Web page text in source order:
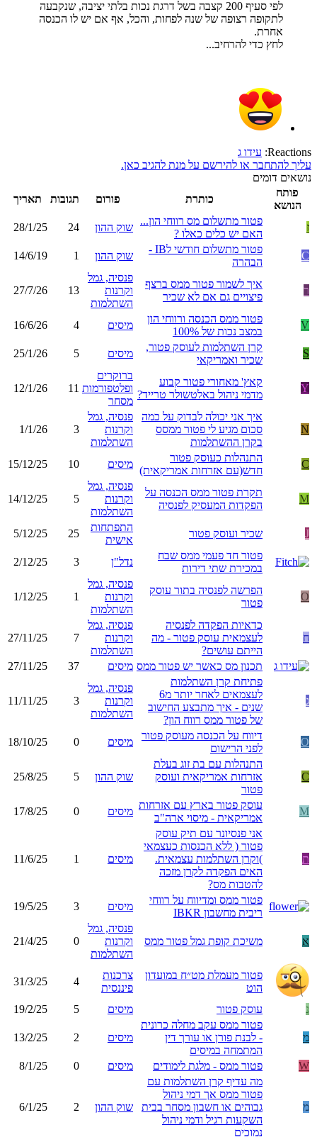
לפי סעיף 200 קצבה בשל דרגת נכות בלתי יציבה, שנקבעה
לתקופה רצופה של שנה לפחות, והכל, אף אם יש לו הכנסה
אחרת.
לחץ כדי להרחיב...
Reactions: עידו ג
עליך להתחבר או להירשם על מנת להגיב כאן.
נושאים דומים
פותח
הנושא
כותרת פורום תגובות תאריך
ז
פטור מתשלום מס רווחי הון...
האם יש כלים כאלו ?
שוק ההון 24
28/1/25
C
פטור מתשלום חודשי לIB -
הבהרה
שוק ההון 1
14/6/19
ר
איך לשמור פטור ממס ברצף
פיצויים גם אם לא שכיר
פנסיה, גמל
וקרנות
השתלמות
13
27/7/26
V
פטור ממס הכנסה ורווחי הון
במצב נכות של 100%
מיסים 4
16/6/26
S
קרן השתלמות לעוסק פטור,
שכיר ואמריקאי
מיסים 5
25/1/26
Y
קאץ' מאחורי פטור קבוע
מדמי ניהול באלטשולר טרייד?
ברוקרים
ופלטפורמות
מסחר
11
12/1/26
N
איך אני יכולה לבדוק על כמה
סכום מגיע לי פטור ממסס
בקרן ההשתלמות
פנסיה, גמל
וקרנות
השתלמות
3
1/1/26
C
התנהלות כעוסק פטור
חדש(עם אזרחות אמריקאית)
מיסים 10
15/12/25
M
תקרת פטור ממס הכנסה על
הפקדות המעסיק לפנסיה
פנסיה, גמל
וקרנות
השתלמות
5
14/12/25
J שכיר ועוסק פטור
התפתחות
אישית
25
5/12/25
פטור חד פעמי ממס שבח
במכירת שתי דירות
נדל"ן 3
2/12/25
O
הפרשה לפנסיה בתור עוסק
פטור
פנסיה, גמל
וקרנות
השתלמות
1
1/12/25
ח
כדאיות הפקדה לפנסיה
לעצמאית עוסק פטור - מה
הייתם עושים?
פנסיה, גמל
וקרנות
השתלמות
7
27/11/25
תכנון מס כאשר יש פטור ממס מיסים 37
27/11/25
ג
פתיחת קרן השתלמות
לעצמאים לאחר יותר מ6
שנים - איך מתבצע החישוב
של פטור ממס רווח הון?
פנסיה, גמל
וקרנות
השתלמות
3
11/11/25
O
דיווח על הכנסה מעוסק פטור
לפני הרישום
מיסים 0
18/10/25
C
התנהלות עם בת זוג בעלת
אזרחות אמריקאית ועוסק
פטור
שוק ההון 5
25/8/25
M
עוסק פטור בארץ עם אזרחות
אמריקאית - מיסוי ארה"ב
מיסים 0
17/8/25
ת
אני פנסיונר עם תיק עוסק
פטור ( ללא הכנסות כעצמאי
)וקרן השתלמות עצמאית.
האים הפקדה לקרן מזכה
להטבות מס?
מיסים 1
11/6/25
פטור ממס ומדיווח על רווחי
ריבית מחשבון IBKR
מיסים 3
19/5/25
א משיכת קופת גמל פטור ממס
פנסיה, גמל
וקרנות
השתלמות
0
21/4/25
פטור מעמלת מט״ח במועדון
הוט
צרכנות
פיננסית
4
31/3/25
נ עוסק פטור מיסים 5
19/2/25
מ
פטור ממס עקב מחלה כרונית
- לבנת פורן או עורך דין
המתמחה במיסים
מיסים 2
13/2/25
W פטור ממס - מלגת לימודים מיסים 0
8/1/25
מ
מה עדיף קרן השתלמות עם
פטור ממס אך דמי ניהול
גבוהים או חשבון מסחר בבית
השקעות רגיל ודמי ניהול
נמוכים
שוק ההון 2
6/1/25